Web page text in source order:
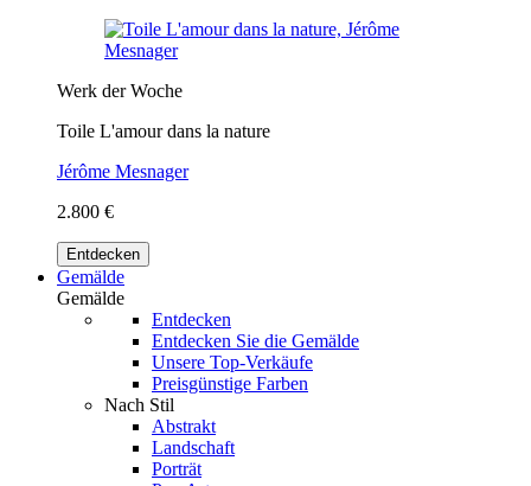
Werk der Woche
Toile L'amour dans la nature
Jérôme Mesnager
2.800 €
Entdecken
Gemälde
Gemälde
Entdecken
Entdecken Sie die Gemälde
Unsere Top-Verkäufe
Preisgünstige Farben
Nach Stil
Abstrakt
Landschaft
Porträt